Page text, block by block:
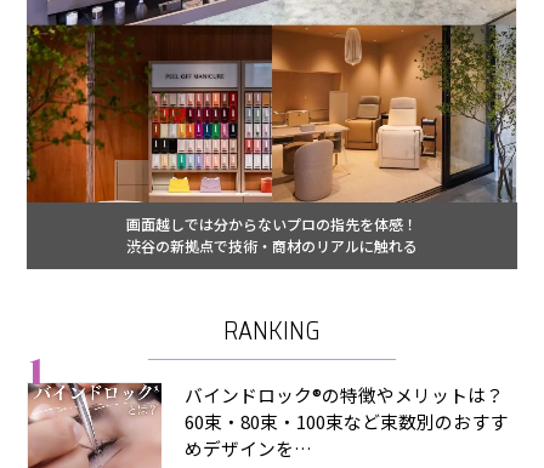
画面越しでは分からないプロの指先を体感！
渋谷の新拠点で技術・商材のリアルに触れる
RANKING
1
バインドロック®の特徴やメリットは？
60束・80束・100束など束数別のおすす
めデザインを…